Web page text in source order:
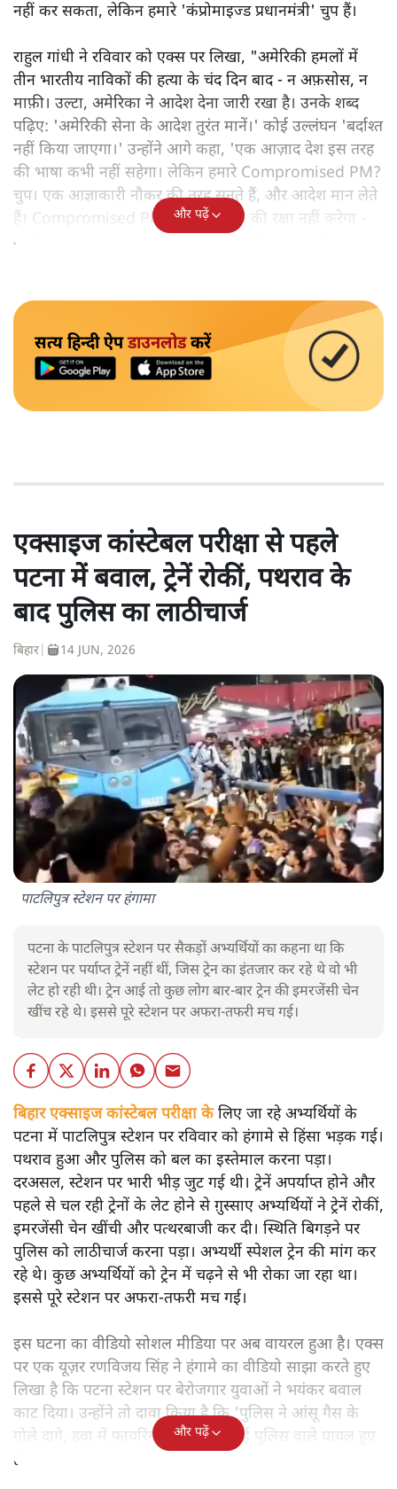
नहीं कर सकता, लेकिन हमारे 'कंप्रोमाइज्ड प्रधानमंत्री' चुप हैं।
राहुल गांधी ने रविवार को एक्स पर लिखा, "अमेरिकी हमलों में
तीन भारतीय नाविकों की हत्या के चंद दिन बाद - न अफ़सोस, न
माफ़ी। उल्टा, अमेरिका ने आदेश देना जारी रखा है। उनके शब्द
पढ़िए: 'अमेरिकी सेना के आदेश तुरंत मानें।' कोई उल्लंघन 'बर्दाश्त
नहीं किया जाएगा।' उन्होंने आगे कहा, 'एक आज़ाद देश इस तरह
की भाषा कभी नहीं सहेगा। लेकिन हमारे Compromised PM?
चुप। एक आज्ञाकारी नौकर की तरह सुनते हैं, और आदेश मान लेते
हैं। Compromised PM देश के सम्मान की रक्षा नहीं करेगा -
क्योंकि जो देश का अपमान करते हैं, वो उन्हीं के वश में हैं।'
और पढ़ें
सत्य हिन्दी ऐपडाउनलोडकरें
एक्साइज कांस्टेबल परीक्षा से पहले
पटना में बवाल, ट्रेनें रोकीं, पथराव के
बाद पुलिस का लाठीचार्ज
बिहार 14 JUN, 2026
पाटलिपुत्र स्टेशन पर हंगामा
पटना के पाटलिपुत्र स्टेशन पर सैकड़ों अभ्यर्थियों का कहना था कि
स्टेशन पर पर्याप्त ट्रेनें नहीं थीं, जिस ट्रेन का इंतजार कर रहे थे वो भी
लेट हो रही थी। ट्रेन आई तो कुछ लोग बार-बार ट्रेन की इमरजेंसी चेन
खींच रहे थे। इससे पूरे स्टेशन पर अफरा-तफरी मच गई।
बिहार एक्साइज कांस्टेबल परीक्षा केलिए जा रहे अभ्यर्थियों के
पटना में पाटलिपुत्र स्टेशन पर रविवार को हंगामे से हिंसा भड़क गई।
पथराव हुआ और पुलिस को बल का इस्तेमाल करना पड़ा।
दरअसल, स्टेशन पर भारी भीड़ जुट गई थी। ट्रेनें अपर्याप्त होने और
पहले से चल रही ट्रेनों के लेट होने से ग़ुस्साए अभ्यर्थियों ने ट्रेनें रोकीं,
इमरजेंसी चेन खींची और पत्थरबाजी कर दी। स्थिति बिगड़ने पर
पुलिस को लाठीचार्ज करना पड़ा। अभ्यर्थी स्पेशल ट्रेन की मांग कर
रहे थे। कुछ अभ्यर्थियों को ट्रेन में चढ़ने से भी रोका जा रहा था।
इससे पूरे स्टेशन पर अफरा-तफरी मच गई।
इस घटना का वीडियो सोशल मीडिया पर अब वायरल हुआ है। एक्स
पर एक यूज़र रणविजय सिंह ने हंगामे का वीडियो साझा करते हुए
लिखा है कि पटना स्टेशन पर बेरोजगार युवाओं ने भयंकर बवाल
काट दिया। उन्होंने तो दावा किया है कि 'पुलिस ने आंसू गैस के
गोले दागे, हवा में फायरिंग भी की गई। कई पुलिस वाले घायल हुए
हैं।'
और पढ़ें